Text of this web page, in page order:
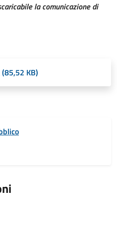
la comunicazione di
KB)